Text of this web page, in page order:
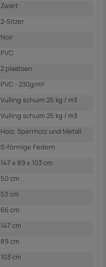
Zwart
2-Sitzer
Noir
PVC
2 plaatsen
PVC - 230g/m²
Vulling schuim 25 kg / m3
Vulling schuim 25 kg / m3
Holz, Sperrholz und Metall
S-förmige Federn
147 x 89 x 103 cm
50 cm
53 cm
66 cm
147 cm
89 cm
103 cm